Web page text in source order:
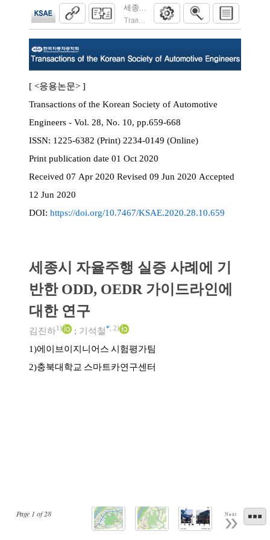
세종시 자율주행 실증 사례에 기반한
Transactions of the Korean Society of
Page 1 of28 Next
[ <응용논문> ]
Transactions of the Korean Society of Automotive
Engineers - Vol. 28, No. 10, pp.659-668
ISSN:
1225-6382 (Print) 2234-0149 (Online)
Print publication date 01 Oct 2020
Received 07 Apr 2020 Revised 09 Jun 2020 Accepted
12 Jun 2020
DOI: https://doi.org/10.7467/KSAE.2020.28.10.659
세종시 자율주행 실증 사례에 기
반한 ODD, OEDR 가이드라인에
대한 연구
김진하1) ; 기석철* 2)
1)에이브이지니어스 시험평가팀
2)충북대학교 스마트카연구센터